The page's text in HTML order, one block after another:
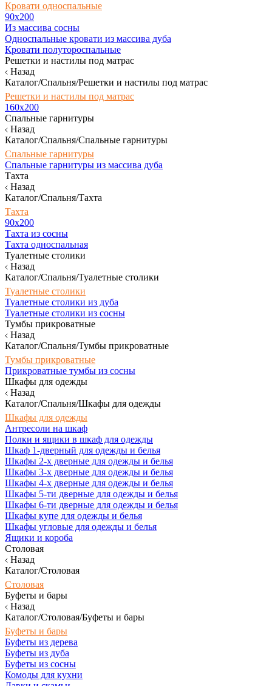
Кровати односпальные
90х200
Из массива сосны
Односпальные кровати из массива дуба
Кровати полутороспальные
Решетки и настилы под матрас
Назад
Каталог/Спальня/Решетки и настилы под матрас
Решетки и настилы под матрас
160х200
Спальные гарнитуры
Назад
Каталог/Спальня/Спальные гарнитуры
Спальные гарнитуры
Спальные гарнитуры из массива дуба
Тахта
Назад
Каталог/Спальня/Тахта
Тахта
90х200
Тахта из сосны
Тахта односпальная
Туалетные столики
Назад
Каталог/Спальня/Туалетные столики
Туалетные столики
Туалетные столики из дуба
Туалетные столики из сосны
Тумбы прикроватные
Назад
Каталог/Спальня/Тумбы прикроватные
Тумбы прикроватные
Прикроватные тумбы из сосны
Шкафы для одежды
Назад
Каталог/Спальня/Шкафы для одежды
Шкафы для одежды
Антресоли на шкаф
Полки и ящики в шкаф для одежды
Шкаф 1-дверный для одежды и белья
Шкафы 2-х дверные для одежды и белья
Шкафы 3-х дверные для одежды и белья
Шкафы 4-х дверные для одежды и белья
Шкафы 5-ти дверные для одежды и белья
Шкафы 6-ти дверные для одежды и белья
Шкафы купе для одежды и белья
Шкафы угловые для одежды и белья
Ящики и короба
Столовая
Назад
Каталог/Столовая
Столовая
Буфеты и бары
Назад
Каталог/Столовая/Буфеты и бары
Буфеты и бары
Буфеты из дерева
Буфеты из дуба
Буфеты из сосны
Комоды для кухни